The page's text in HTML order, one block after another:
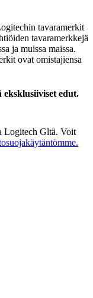
tavaramerkit
tavaramerkkejä
ja muissa maissa.
ovat omistajiensa
eksklusiiviset edut.
Logitech Gltä. Voit